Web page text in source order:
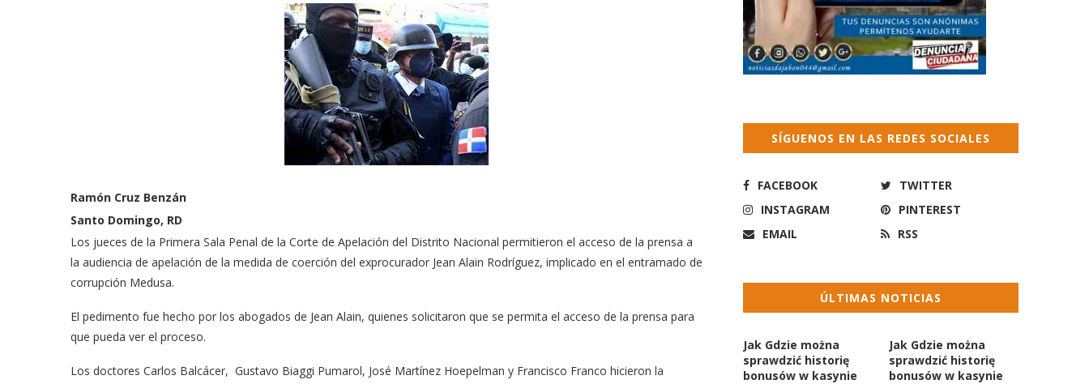
Ramón Cruz Benzán
Santo Domingo, RD
Los jueces de la Primera Sala Penal de la Corte de Apelación del Distrito Nacional permitieron el acceso de la prensa a
la audiencia de apelación de la medida de coerción del exprocurador Jean Alain Rodríguez, implicado en el entramado de
corrupción Medusa.
El pedimento fue hecho por los abogados de Jean Alain, quienes solicitaron que se permita el acceso de la prensa para
que pueda ver el proceso.
Los doctores Carlos Balcácer, Gustavo Biaggi Pumarol, José Martínez Hoepelman y Francisco Franco hicieron la
SÍGUENOS EN LAS REDES SOCIALES
FACEBOOK
TWITTER
INSTAGRAM
PINTEREST
EMAIL
RSS
ÚLTIMAS NOTICIAS
Jak Gdzie można
sprawdzić historię
bonusów w kasynie
Jak Gdzie można
sprawdzić historię
bonusów w kasynie